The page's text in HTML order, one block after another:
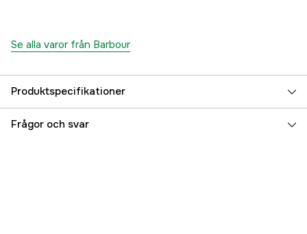
Se alla varor från Barbour
Produktspecifikationer
Referensnummer 3000010586
Frågor och svar